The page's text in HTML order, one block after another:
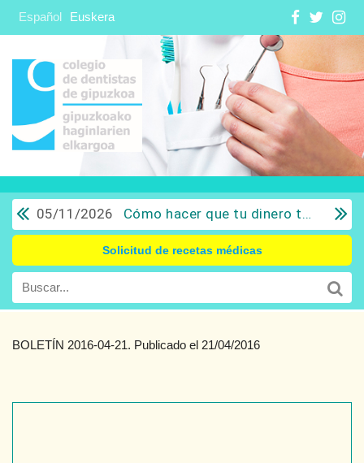
Español Euskera
05/11/2026 Cómo hacer que tu dinero trabaje para ti: Del ahorro a la inversión con sentido común.
Solicitud de recetas médicas
BOLETÍN 2016-04-21. Publicado el 21/04/2016